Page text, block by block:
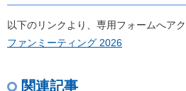
以下のリンクより、専用フォームへア
ファンミーティング 2026
関連記事